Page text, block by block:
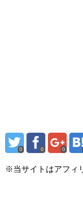
0 0 0
※当サイトはアフィ